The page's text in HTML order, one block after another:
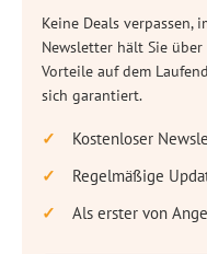
Keine Deals verpassen,
Newsletter hält Sie
Vorteile auf dem
sich garantiert.
Kostenloser
Regelmäßige
Als erster von